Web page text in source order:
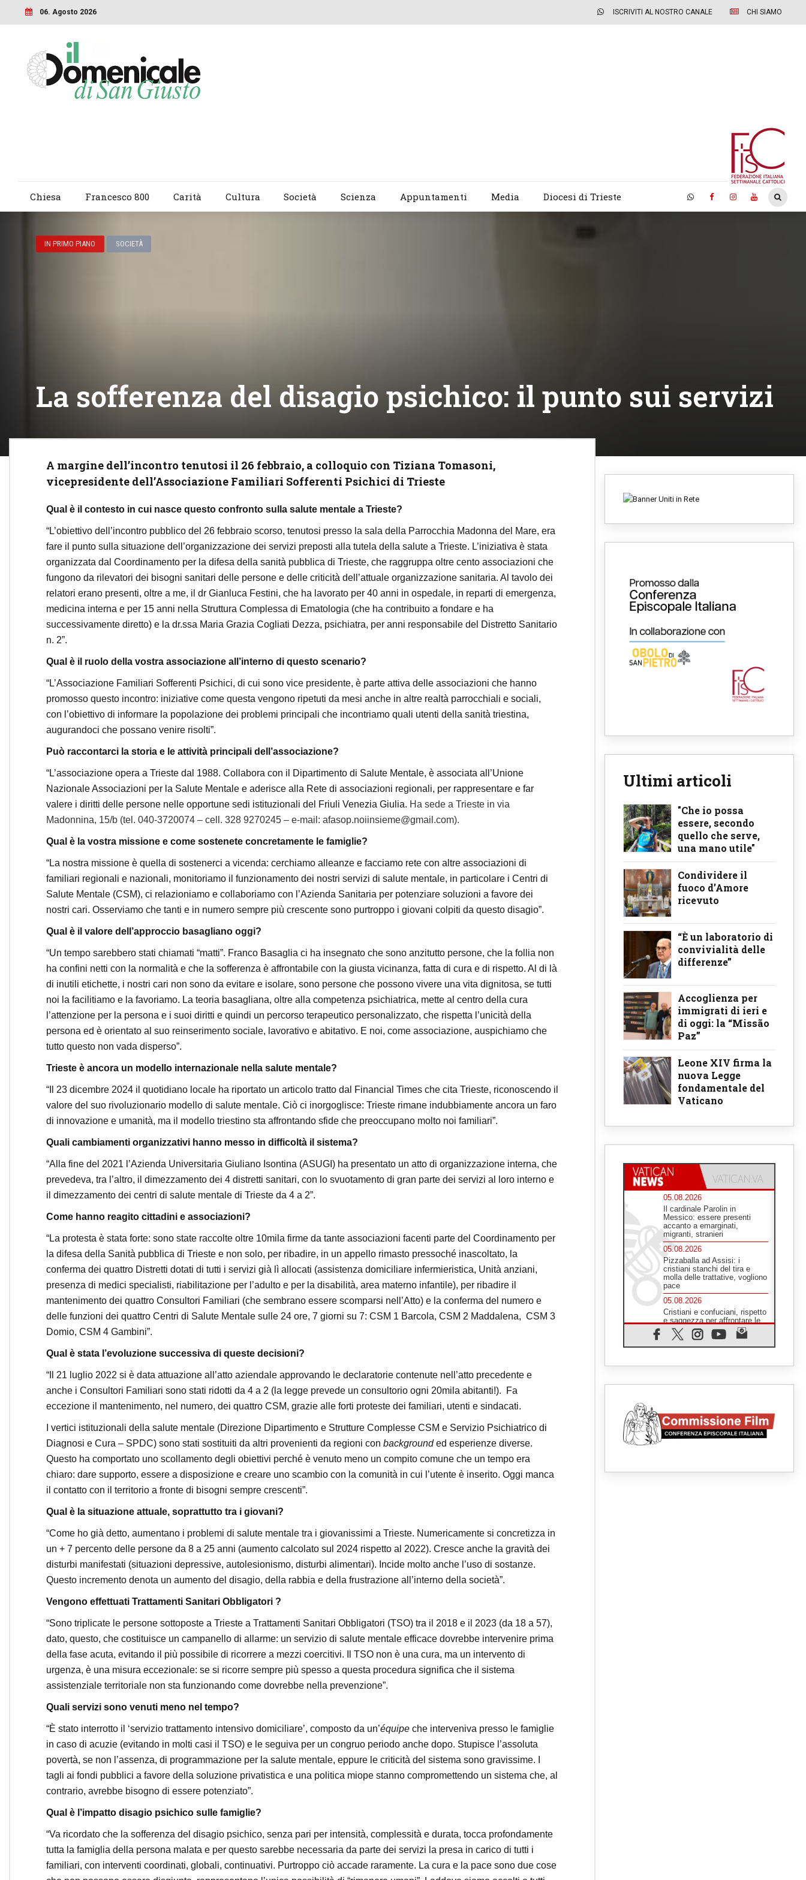
06. Agosto 2026 ISCRIVITI AL NOSTRO CANALE CHI SIAMO
Chiesa Francesco 800 Carità Cultura Società Scienza Appuntamenti Media Diocesi di Trieste
IN PRIMO PIANO SOCIETÀ
La sofferenza del disagio psichico: il punto sui servizi
A margine dell’incontro tenutosi il 26 febbraio, a colloquio con Tiziana Tomasoni,
vicepresidente dell’Associazione Familiari Sofferenti Psichici di Trieste
Qual è il contesto in cui nasce questo confronto sulla salute mentale a Trieste?
“L’obiettivo dell’incontro pubblico del 26 febbraio scorso, tenutosi presso la sala della Parrocchia Madonna del Mare, era
fare il punto sulla situazione dell’organizzazione dei servizi preposti alla tutela della salute a Trieste. L’iniziativa è stata
organizzata dal Coordinamento per la difesa della sanità pubblica di Trieste, che raggruppa oltre cento associazioni che
fungono da rilevatori dei bisogni sanitari delle persone e delle criticità dell’attuale organizzazione sanitaria. Al tavolo dei
relatori erano presenti, oltre a me, il dr Gianluca Festini, che ha lavorato per 40 anni in ospedale, in reparti di emergenza,
medicina interna e per 15 anni nella Struttura Complessa di Ematologia (che ha contribuito a fondare e ha
successivamente diretto) e la dr.ssa Maria Grazia Cogliati Dezza, psichiatra, per anni responsabile del Distretto Sanitario
n. 2”.
Qual è il ruolo della vostra associazione all’interno di questo scenario?
“L’Associazione Familiari Sofferenti Psichici, di cui sono vice presidente, è parte attiva delle associazioni che hanno
promosso questo incontro: iniziative come questa vengono ripetuti da mesi anche in altre realtà parrocchiali e sociali,
con l’obiettivo di informare la popolazione dei problemi principali che incontriamo quali utenti della sanità triestina,
augurandoci che possano venire risolti”.
Può raccontarci la storia e le attività principali dell’associazione?
“L’associazione opera a Trieste dal 1988. Collabora con il Dipartimento di Salute Mentale, è associata all’Unione
Nazionale Associazioni per la Salute Mentale e aderisce alla Rete di associazioni regionali, per rappresentare e far
valere i diritti delle persone nelle opportune sedi istituzionali del Friuli Venezia Giulia. Ha sede a Trieste in via
Madonnina, 15/b (tel. 040-3720074 – cell. 328 9270245 – e-mail: afasop.noiinsieme@gmail.com).
Qual è la vostra missione e come sostenete concretamente le famiglie?
“La nostra missione è quella di sostenerci a vicenda: cerchiamo alleanze e facciamo rete con altre associazioni di
familiari regionali e nazionali, monitoriamo il funzionamento dei nostri servizi di salute mentale, in particolare i Centri di
Salute Mentale (CSM), ci relazioniamo e collaboriamo con l’Azienda Sanitaria per potenziare soluzioni a favore dei
nostri cari. Osserviamo che tanti e in numero sempre più crescente sono purtroppo i giovani colpiti da questo disagio”.
Qual è il valore dell’approccio basagliano oggi?
“Un tempo sarebbero stati chiamati “matti”. Franco Basaglia ci ha insegnato che sono anzitutto persone, che la follia non
ha confini netti con la normalità e che la sofferenza è affrontabile con la giusta vicinanza, fatta di cura e di rispetto. Al di là
di inutili etichette, i nostri cari non sono da evitare e isolare, sono persone che possono vivere una vita dignitosa, se tutti
noi la facilitiamo e la favoriamo. La teoria basagliana, oltre alla competenza psichiatrica, mette al centro della cura
l’attenzione per la persona e i suoi diritti e quindi un percorso terapeutico personalizzato, che rispetta l’unicità della
persona ed è orientato al suo reinserimento sociale, lavorativo e abitativo. E noi, come associazione, auspichiamo che
tutto questo non vada disperso”.
Trieste è ancora un modello internazionale nella salute mentale?
“Il 23 dicembre 2024 il quotidiano locale ha riportato un articolo tratto dal Financial Times che cita Trieste, riconoscendo il
valore del suo rivoluzionario modello di salute mentale. Ciò ci inorgoglisce: Trieste rimane indubbiamente ancora un faro
di innovazione e umanità, ma il modello triestino sta affrontando sfide che preoccupano molto noi familiari”.
Quali cambiamenti organizzativi hanno messo in difficoltà il sistema?
“Alla fine del 2021 l’Azienda Universitaria Giuliano Isontina (ASUGI) ha presentato un atto di organizzazione interna, che
prevedeva, tra l’altro, il dimezzamento dei 4 distretti sanitari, con lo svuotamento di gran parte dei servizi al loro interno e
il dimezzamento dei centri di salute mentale di Trieste da 4 a 2”.
Come hanno reagito cittadini e associazioni?
“La protesta è stata forte: sono state raccolte oltre 10mila firme da tante associazioni facenti parte del Coordinamento per
la difesa della Sanità pubblica di Trieste e non solo, per ribadire, in un appello rimasto pressoché inascoltato, la
conferma dei quattro Distretti dotati di tutti i servizi già lì allocati (assistenza domiciliare infermieristica, Unità anziani,
presenza di medici specialisti, riabilitazione per l’adulto e per la disabilità, area materno infantile), per ribadire il
mantenimento dei quattro Consultori Familiari (che sembrano essere scomparsi nell’Atto) e la conferma del numero e
delle funzioni dei quattro Centri di Salute Mentale sulle 24 ore, 7 giorni su 7: CSM 1 Barcola, CSM 2 Maddalena, CSM 3
Domio, CSM 4 Gambini”.
Qual è stata l’evoluzione successiva di queste decisioni?
“Il 21 luglio 2022 si è data attuazione all’atto aziendale approvando le declaratorie contenute nell’atto precedente e
anche i Consultori Familiari sono stati ridotti da 4 a 2 (la legge prevede un consultorio ogni 20mila abitanti!). Fa
eccezione il mantenimento, nel numero, dei quattro CSM, grazie alle forti proteste dei familiari, utenti e sindacati.
I vertici istituzionali della salute mentale (Direzione Dipartimento e Strutture Complesse CSM e Servizio Psichiatrico di
Diagnosi e Cura – SPDC) sono stati sostituiti da altri provenienti da regioni con backgrounded esperienze diverse.
Questo ha comportato uno scollamento degli obiettivi perché è venuto meno un compito comune che un tempo era
chiaro: dare supporto, essere a disposizione e creare uno scambio con la comunità in cui l’utente è inserito. Oggi manca
il contatto con il territorio a fronte di bisogni sempre crescenti”.
Qual è la situazione attuale, soprattutto tra i giovani?
“Come ho già detto, aumentano i problemi di salute mentale tra i giovanissimi a Trieste. Numericamente si concretizza in
un + 7 percento delle persone da 8 a 25 anni (aumento calcolato sul 2024 rispetto al 2022). Cresce anche la gravità dei
disturbi manifestati (situazioni depressive, autolesionismo, disturbi alimentari). Incide molto anche l’uso di sostanze.
Questo incremento denota un aumento del disagio, della rabbia e della frustrazione all’interno della società”.
Vengono effettuati Trattamenti Sanitari Obbligatori ?
“Sono triplicate le persone sottoposte a Trieste a Trattamenti Sanitari Obbligatori (TSO) tra il 2018 e il 2023 (da 18 a 57),
dato, questo, che costituisce un campanello di allarme: un servizio di salute mentale efficace dovrebbe intervenire prima
della fase acuta, evitando il più possibile di ricorrere a mezzi coercitivi. Il TSO non è una cura, ma un intervento di
urgenza, è una misura eccezionale: se si ricorre sempre più spesso a questa procedura significa che il sistema
assistenziale territoriale non sta funzionando come dovrebbe nella prevenzione”.
Quali servizi sono venuti meno nel tempo?
“È stato interrotto il ‘servizio trattamento intensivo domiciliare’, composto da un’équipe che interveniva presso le famiglie
in caso di acuzie (evitando in molti casi il TSO) e le seguiva per un congruo periodo anche dopo. Stupisce l’assoluta
povertà, se non l’assenza, di programmazione per la salute mentale, eppure le criticità del sistema sono gravissime. I
tagli ai fondi pubblici a favore della soluzione privatistica e una politica miope stanno compromettendo un sistema che, al
contrario, avrebbe bisogno di essere potenziato”.
Qual è l’impatto disagio psichico sulle famiglie?
“Va ricordato che la sofferenza del disagio psichico, senza pari per intensità, complessità e durata, tocca profondamente
tutta la famiglia della persona malata e per questo sarebbe necessaria da parte dei servizi la presa in carico di tutti i
familiari, con interventi coordinati, globali, continuativi. Purtroppo ciò accade raramente. La cura e la pace sono due cose
Ultimi articoli
"Che io possa
essere, secondo
quello che serve,
una mano utile"
Condividere il
fuoco d’Amore
ricevuto
“È un laboratorio di
convivialità delle
differenze”
Accoglienza per
immigrati di ieri e
di oggi: la “Missão
Paz”
Leone XIV firma la
nuova Legge
fondamentale del
Vaticano
05.08.2026
Il cardinale Parolin in
Messico: essere presenti
accanto a emarginati,
migranti, stranieri
05.08.2026
Pizzaballa ad Assisi: i
cristiani stanchi del tira e
molla delle trattative, vogliono
pace
05.08.2026
Cristiani e confuciani, rispetto
e saggezza per affrontare le
"sfide urgenti" di oggi
Makrickas: la grazia di Dio
05.08.2026
vogliamo cose grandi"
05.08.2026
Parolin ai preti del Guatemala:
05.08.2026